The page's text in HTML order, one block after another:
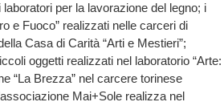
per la lavorazione del legno; i
e Fuoco” realizzati nelle carceri di
Casa di Carità “Arti e Mestieri”;
oggetti realizzati nel laboratorio “Arte:
“La Brezza” nel carcere torinese
Mai+Sole realizza nel